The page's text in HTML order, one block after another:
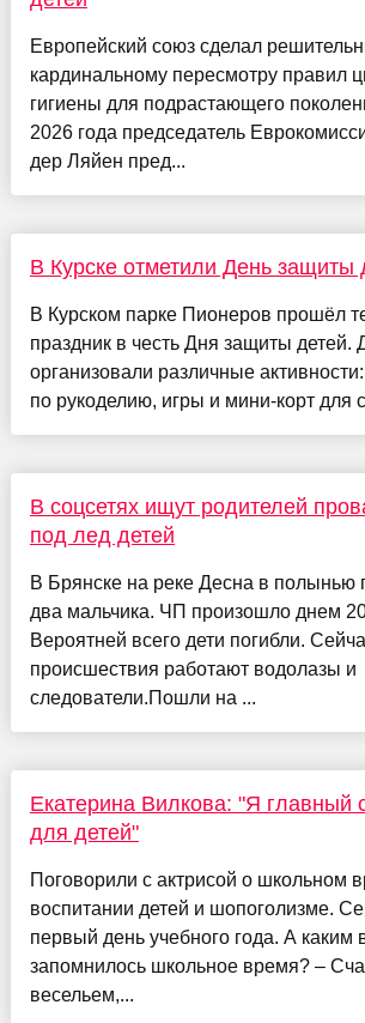
Европейский союз сделал
кардинальному пересмотру правил
гигиены для подрастающего
2026 года председатель
дер Ляйен пред...
В Курске отметили День защиты
В Курском парке Пионеров прошёл
праздник в честь Дня защиты детей.
организовали различные
по рукоделию, игры и мини-корт для
В соцсетях ищут родителей
под лед детей
В Брянске на реке Десна в полынью
два мальчика. ЧП произошло днем
Вероятней всего дети погибли.
происшествия работают водолазы и
следователи.Пошли на ...
Екатерина Вилкова: "Я главный
для детей"
Поговорили с актрисой о школьном
воспитании детей и шопоголизме.
первый день учебного года. А каким
запомнилось школьное время? –
весельем,...